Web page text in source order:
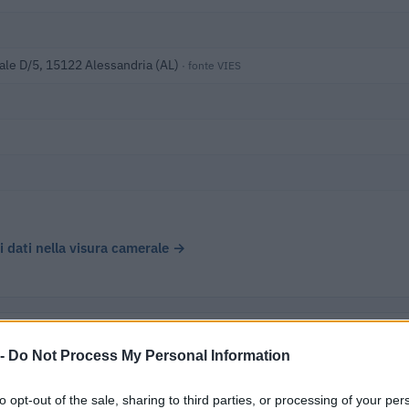
Do Not Process My Personal Information
opt-out of the sale, sharing to third parties, or processing of your
D/5, 15122 Alessandria (AL) · fonte VIES
dati nella visura camerale →
pubblici per un totale di almeno 66.039 euro (2020–2025).
ENTE